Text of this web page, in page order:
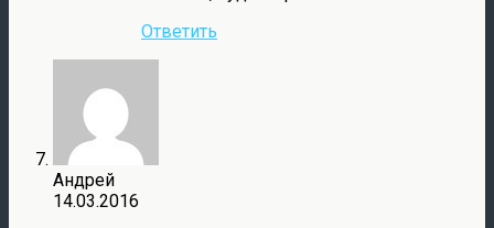
Ответить
Андрей
14.03.2016